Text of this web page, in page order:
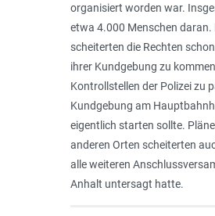
organisiert worden war.
etwa 4.000 Menschen daran.
scheiterten die Rechten
ihrer Kundgebung zu
Kontrollstellen der Polizei zu
Kundgebung am
eigentlich starten sollte.
anderen Orten scheiterten
alle weiteren
Anhalt untersagt hatte.